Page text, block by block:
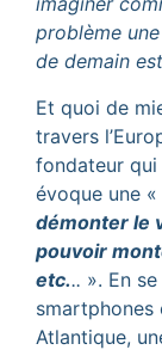
problème
de demain
Et quoi de
travers
fondateur
évoque une «
démonter le
pouvoir
etc... ». En
smartphones
Atlantique,